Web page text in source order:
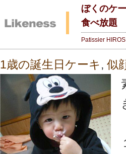
ぼくのケ
食べ放題
Patissier
1歳の誕生日ケーキ , 似